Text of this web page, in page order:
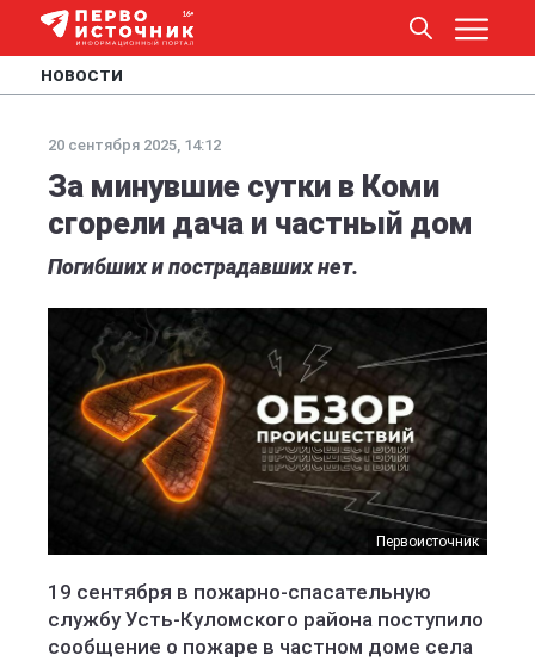
НОВОСТИ
20 сентября 2025, 14:12
За минувшие сутки в Коми
сгорели дача и частный дом
Погибших и пострадавших нет.
Первоисточник
19 сентября в пожарно-спасательную
службу Усть-Куломского района поступило
сообщение о пожаре в частном доме села